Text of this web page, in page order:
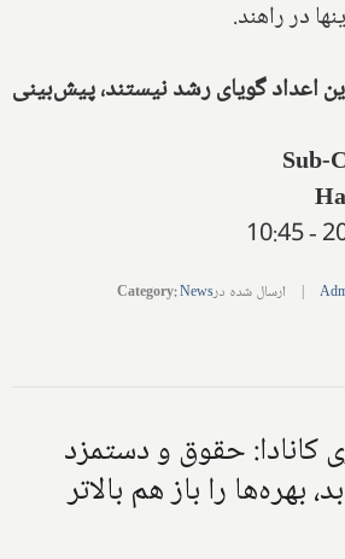
در راهند.
اعداد گویای رشد نیستند، پیش‌بینی
Sub-
| ارسال شده در Category:News
کانادا: حقوق و دستمزد
بهره‌ها را باز هم بالاتر